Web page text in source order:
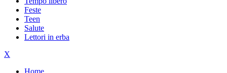
Feste
Teen
Salute
Lettori in erba
X
Home